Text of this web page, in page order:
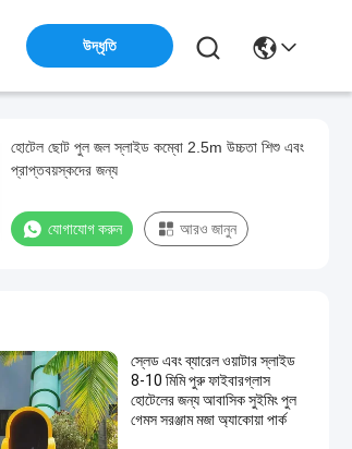
উদ্ধৃতি
হোটেল ছোট পুল জল স্লাইড কম্বো 2.5m উচ্চতা শিশু এবং
প্রাপ্তবয়স্কদের জন্য
যোগাযোগ করুন আরও জানুন
স্লেড এবং ব্যারেল ওয়াটার স্লাইড
8-10 মিমি পুরু ফাইবারগ্লাস
হোটেলের জন্য আবাসিক সুইমিং পুল
গেমস সরঞ্জাম মজা অ্যাকোয়া পার্ক